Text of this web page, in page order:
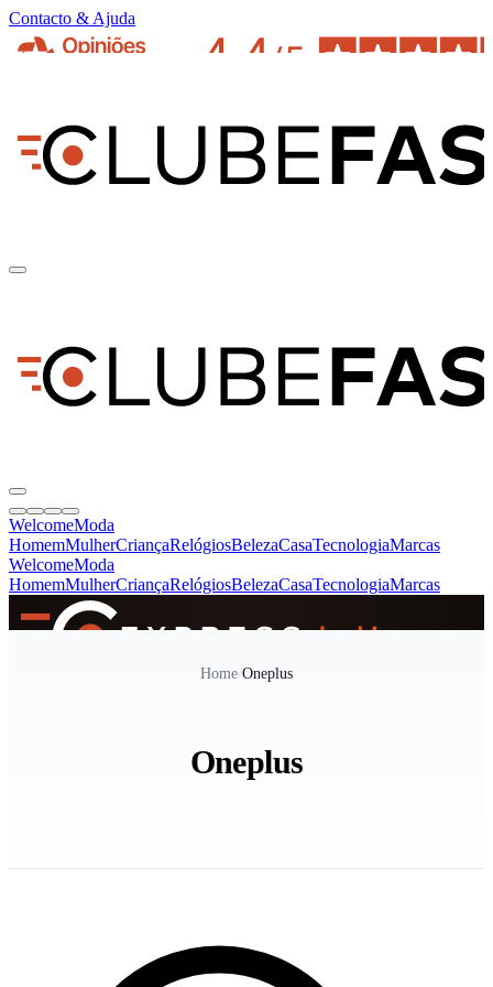
Contacto & Ajuda
WelcomeModa
HomemMulherCriançaRelógiosBelezaCasaTecnologiaMarcas
WelcomeModa
HomemMulherCriançaRelógiosBelezaCasaTecnologiaMarcas
Home/Oneplus
Oneplus